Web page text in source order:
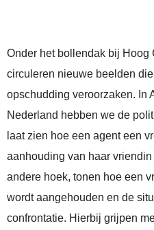
Onder het bollendak bij Hoog
circuleren nieuwe beelden
opschudding veroorzaken. In
Nederland hebben we de
laat zien hoe een agent een
aanhouding van haar
andere hoek, tonen hoe een
wordt aangehouden en de
confrontatie. Hierbij grijpen